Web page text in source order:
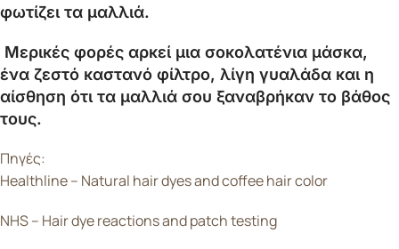
φωτίζει τα μαλλιά.
Μερικές φορές αρκεί μια σοκολατένια μάσκα,
ένα ζεστό καστανό φίλτρο, λίγη γυαλάδα και η
αίσθηση ότι τα μαλλιά σου ξαναβρήκαν το βάθος
τους.
Πηγές:
Healthline – Natural hair dyes and coffee hair color
NHS – Hair dye reactions and patch testing